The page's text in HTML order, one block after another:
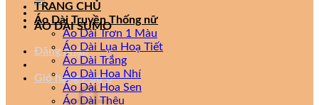
ÁO DÀI SUMO
Đăng nhập
Giỏ hàng /0₫ 0
TRANG CHỦ
Áo Dài Truyền Thống nữ
Áo Dài Trơn 1 Màu
Áo Dài Lụa Hoạ Tiết
Áo Dài Trắng
Áo Dài Hoa Nhí
Áo Dài Hoa Sen
Áo Dài Thêu